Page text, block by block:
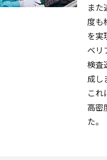
ま
度も
を実
ベリ
検査
成し
これ
高密
た。